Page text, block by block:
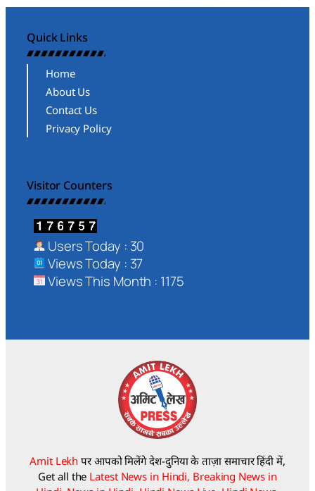
Quick Links
Home
About Us
Contact Us
Privacy Policy
Visitor Counters
Users Today : 30
Views Today : 37
Views This Month : 1175
Amit Lekh पर आपको मिलेंगे देश-दुनिया के ताज़ा समाचार हिंदी में,
Get all the Latest News in Hindi, Breaking News in